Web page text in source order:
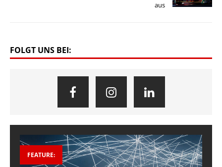
aus
FOLGT UNS BEI:
FEATURE: